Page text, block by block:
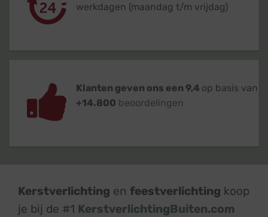
werkdagen (maandag t/m vrijdag)
Klanten geven ons een 9,4 op basis van
+14.800 beoordelingen
Kerstverlichting en feestverlichting koop
je bij de #1 KerstverlichtingBuiten.com